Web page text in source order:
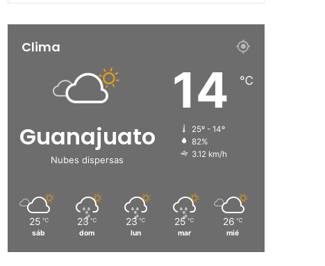
Clima
Guanajuato
Nubes dispersas
14 ℃
25º - 14º
82%
3.12 km/h
25 ℃
sáb
23 ℃
dom
23 ℃
lun
25 ℃
mar
26 ℃
mié